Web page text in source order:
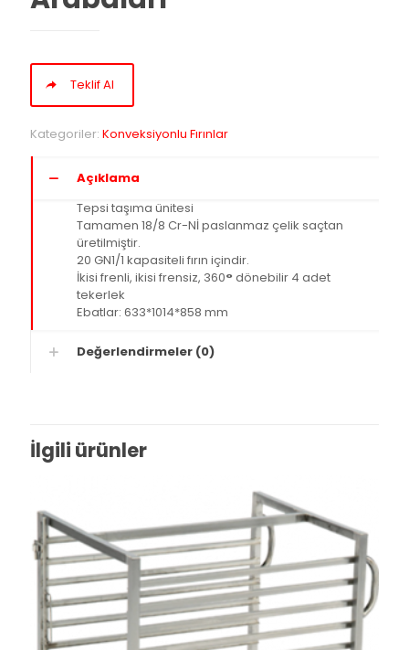
Teklif Al
Kategoriler: Konveksiyonlu Fırınlar
Açıklama
Tepsi taşıma ünitesi
Tamamen 18/8 Cr-Nİ paslanmaz çelik saçtan
üretilmiştir.
20 GN1/1 kapasiteli fırın içindir.
İkisi frenli, ikisi frensiz, 360° dönebilir 4 adet
tekerlek
Ebatlar: 633*1014*858 mm
Değerlendirmeler (0)
İlgili ürünler